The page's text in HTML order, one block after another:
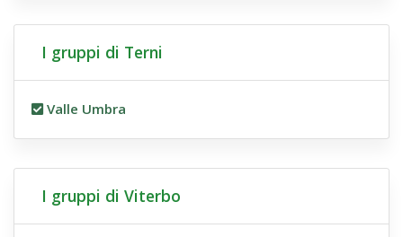
I gruppi di Terni
Valle Umbra
I gruppi di Viterbo